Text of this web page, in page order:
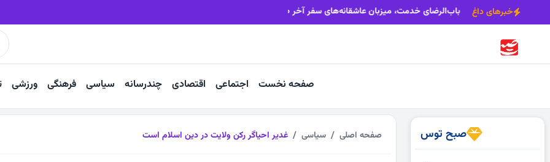
خبرهای داغ
نباید کمبود سوخت به فعالیت معادن آسیب بزند باب‌الرضای خدمت، میزبان عاشقانه‌های سفر آخر صفر
صفحه نخست اجتماعی اقتصادی چندرسانه سیاسی فرهنگی ورزشی
صبح توس صفحه اصلی سیاسی غدیر احیاگر رکن ولایت در دین اسلام است